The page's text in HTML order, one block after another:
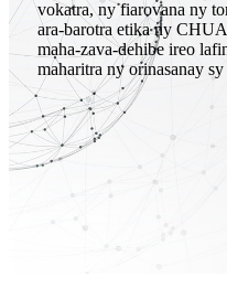
vokatra, ny fiarovana ny
ara-barotra etika ny
maha-zava-dehibe ireo
maharitra ny orinasanay